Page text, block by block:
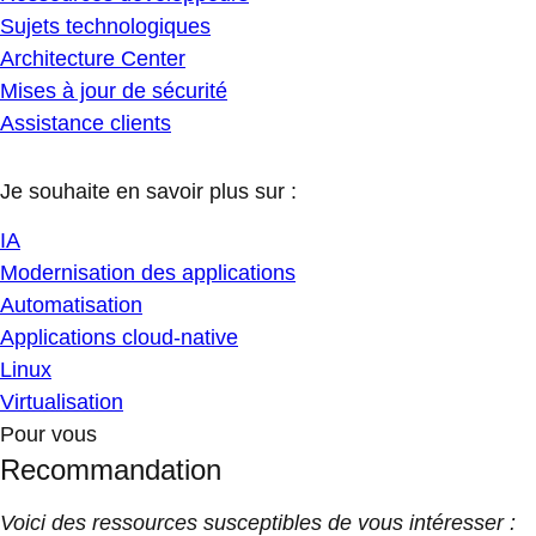
Sujets technologiques
Architecture Center
Mises à jour de sécurité
Assistance clients
Je souhaite en savoir plus sur :
IA
Modernisation des applications
Automatisation
Applications cloud-native
Linux
Virtualisation
Pour vous
Recommandation
Voici des ressources susceptibles de vous intéresser :